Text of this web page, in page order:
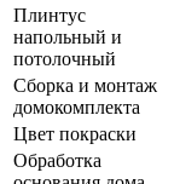
Плинтус
напольный и
потолочный
Сборка и монтаж
домокомплекта
Цвет покраски
Обработка